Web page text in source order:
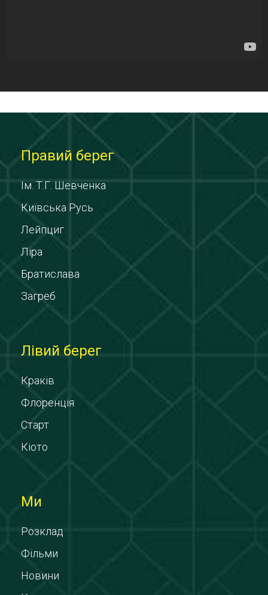
Правий берег
Ім. Т.Г. Шевченка
Київська Русь
Лейпциг
Ліра
Братислава
Загреб
Лівий берег
Краків
Флоренція
Старт
Кіото
Ми
Розклад
Фільми
Новини